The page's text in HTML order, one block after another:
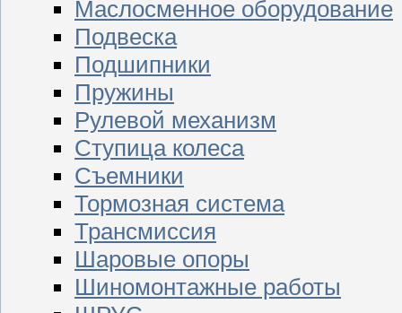
Маслосменное оборудование
Подвеска
Подшипники
Пружины
Рулевой механизм
Ступица колеса
Съемники
Тормозная система
Трансмиссия
Шаровые опоры
Шиномонтажные работы